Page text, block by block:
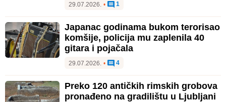
29.07.2026. • 1
Japanac godinama bukom terorisao
komšije, policija mu zaplenila 40
gitara i pojačala
29.07.2026. • 4
Preko 120 antičkih rimskih grobova
pronađeno na gradilištu u Ljubljani